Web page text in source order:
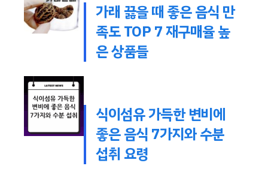
가래 끓을 때 좋은 음식 만
족도 TOP 7 재구매율 높
은 상품들
식이섬유 가득한 변비에
좋은 음식 7가지와 수분
섭취 요령